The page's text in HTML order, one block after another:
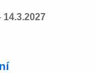
14.3.2027